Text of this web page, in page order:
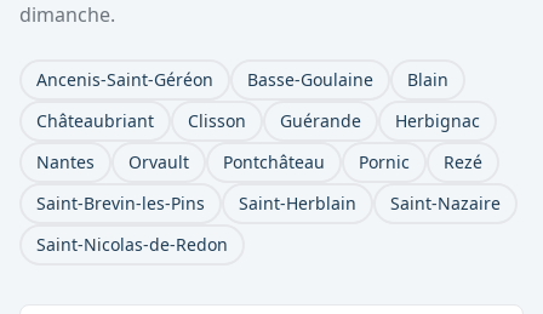
dimanche.
Ancenis-Saint-Géréon Basse-Goulaine
Blain
Châteaubriant
Clisson Guérande
Herbignac
Nantes
Orvault Pontchâteau Pornic
Rezé
Saint-Brevin-les-Pins
Saint-Herblain
Saint-Nazaire
Saint-Nicolas-de-Redon